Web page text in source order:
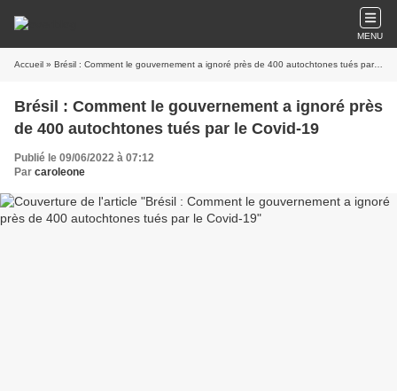
MENU
Accueil » Brésil : Comment le gouvernement a ignoré près de 400 autochtones tués par le Covid-19
Brésil : Comment le gouvernement a ignoré près
de 400 autochtones tués par le Covid-19
Publié le 09/06/2022 à 07:12
Par caroleone